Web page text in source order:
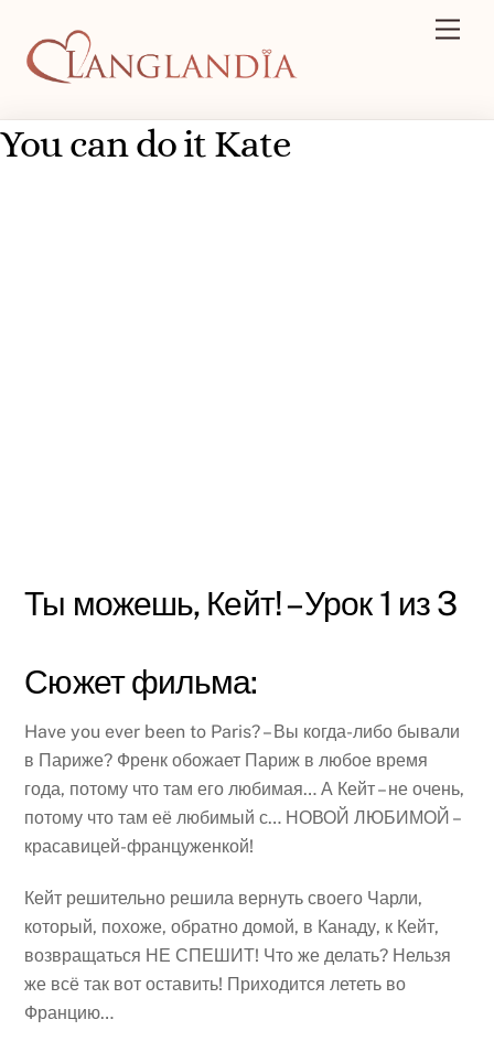
content
You can do it Kate
Ты можешь, Кейт! – Урок 1 из 3
Сюжет фильма:
Have you ever been to Paris? – Вы когда-либо бывали
в Париже? Френк обожает Париж в любое время
года, потому что там его любимая… А Кейт – не очень,
потому что там её любимый с… НОВОЙ ЛЮБИМОЙ –
красавицей-француженкой!
Кейт решительно решила вернуть своего Чарли,
который, похоже, обратно домой, в Канаду, к Кейт,
возвращаться НЕ СПЕШИТ! Что же делать? Нельзя
же всё так вот оставить! Приходится лететь во
Францию…